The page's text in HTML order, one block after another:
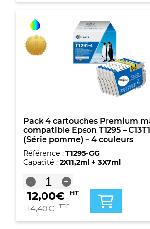
T1301
C13T13014012
-
(Série
cerf)
Pack 4 cartouches Premium
compatible Epson T1295 –
(Série pomme) – 4 couleurs
Référence : T1295-GG
Capacité : 2X11,2ml + 3X7ml
-
quantité
de
Pack
4
Premium
+
12,00€ HT
14,40€ TTC